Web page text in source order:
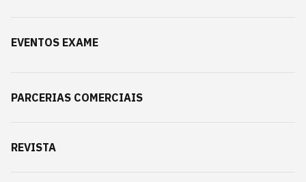
EVENTOS EXAME
PARCERIAS COMERCIAIS
REVISTA